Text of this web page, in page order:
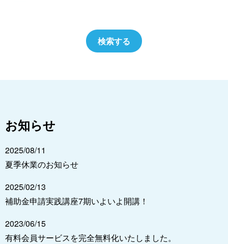
お知らせ
2025/08/11
夏季休業のお知らせ
2025/02/13
補助金申請実践講座7期いよいよ開講！
2023/06/15
有料会員サービスを完全無料化いたしました。